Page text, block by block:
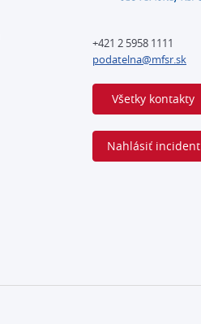
+421 2 5958 1111
podatelna@mfsr.sk
Všetky kontakty
Nahlásiť incident